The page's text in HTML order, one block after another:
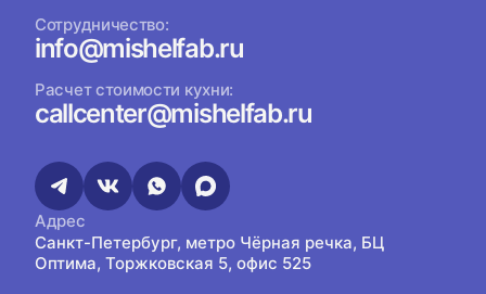
Сотрудничество:
info@mishelfab.ru
Расчет стоимости кухни:
callcenter@mishelfab.ru
Адрес
Санкт-Петербург, метро Чёрная речка, БЦ
Оптима, Торжковская 5, офис 525